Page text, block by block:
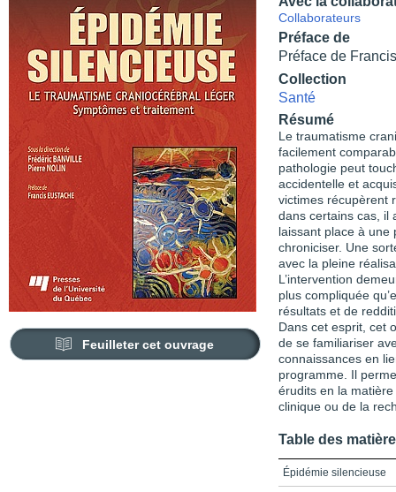
Feuilleter cet ouvrage
Collaborateurs
Préface de
Préface de
Collection
Santé
Résumé
Le traumatisme
facilement
pathologie peut
accidentelle et
victimes récupèrent
dans certains cas, il
laissant place à
chroniciser. Une
avec la pleine
L’intervention
plus compliquée
résultats et de
Dans cet esprit, cet
de se familiariser
connaissances en
programme. Il
érudits en la
clinique ou de la
Table des
Épidémie silencieuse